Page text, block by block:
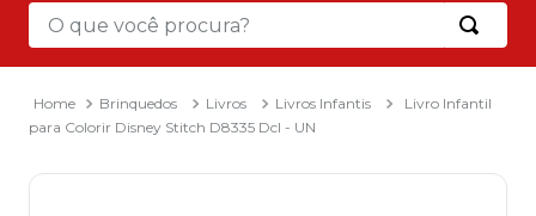
O que você procura?
Brinquedos Livros Livros Infantis
Livro Infantil
para Colorir Disney Stitch D8335 Dcl - UN
Termos mais buscados
mochila
2 º sacola
3º mala